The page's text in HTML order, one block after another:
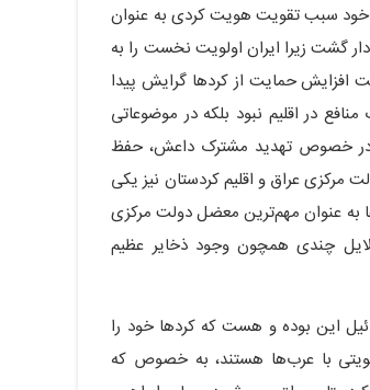
خود سبب تقویت هویت کردی به عنوان
گشت زیرا ایران اولویت نخست را به
افزایش حمایت از کردها گرایش پیدا
در اقلیم نبود بلکه در موضوعاتی
در خصوص تهدید مشترک داعش، حفظ
مرکزی عراق و اقلیم کردستان نیز یکی
به عنوان مهم‌ترین معضل دولت مرکزی
چندی همچون وجود ذخایر عظیم
این بوده و هست که کردها خود را
با عرب‌ها هستند، به خصوص که